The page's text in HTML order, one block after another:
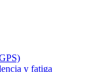
y fatiga